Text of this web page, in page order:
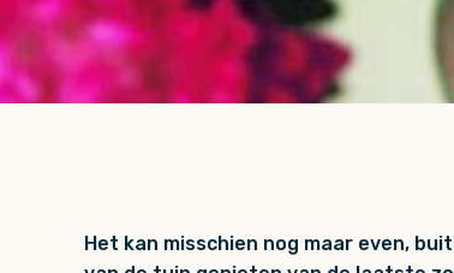
Het kan misschien nog maar even,